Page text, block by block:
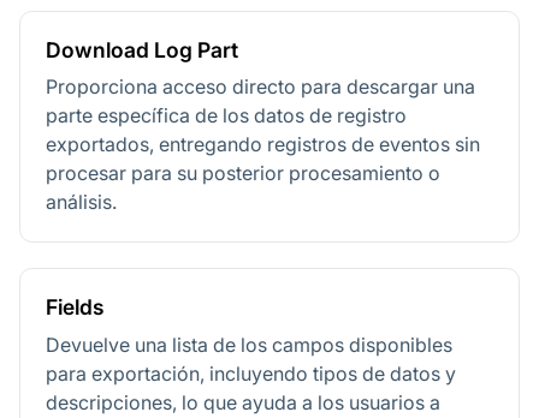
Download Log Part
Proporciona acceso directo para descargar una
parte específica de los datos de registro
exportados, entregando registros de eventos sin
procesar para su posterior procesamiento o
análisis.
Fields
Devuelve una lista de los campos disponibles
para exportación, incluyendo tipos de datos y
descripciones, lo que ayuda a los usuarios a